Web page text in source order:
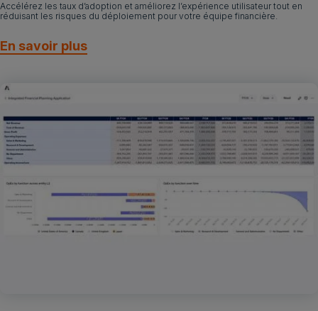
Accélérez les taux d’adoption et améliorez l’expérience utilisateur tout en
réduisant les risques du déploiement pour votre équipe financière.
En savoir plus